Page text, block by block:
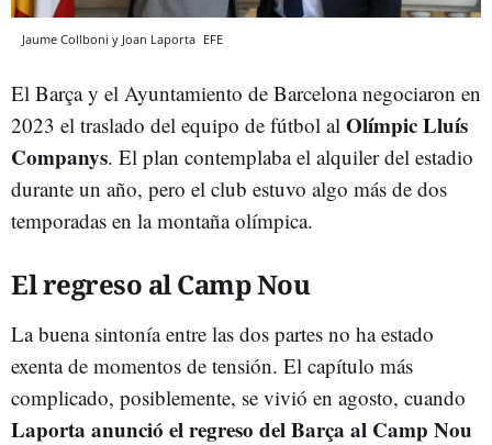
Jaume Collboni y Joan Laporta EFE
El Barça y el Ayuntamiento de Barcelona negociaron en
2023 el traslado del equipo de fútbol al Olímpic Lluís
Companys. El plan contemplaba el alquiler del estadio
durante un año, pero el club estuvo algo más de dos
temporadas en la montaña olímpica.
El regreso al Camp Nou
La buena sintonía entre las dos partes no ha estado
exenta de momentos de tensión. El capítulo más
complicado, posiblemente, se vivió en agosto, cuando
Laporta anunció el regreso del Barça al Camp Nou